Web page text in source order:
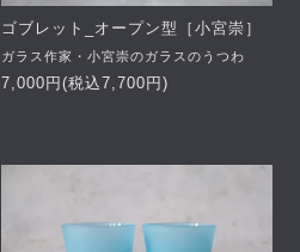
ゴブレット_オープン型［小宮崇］
ガラス作家・小宮崇のガラスのうつわ
7,000円(税込7,700円)